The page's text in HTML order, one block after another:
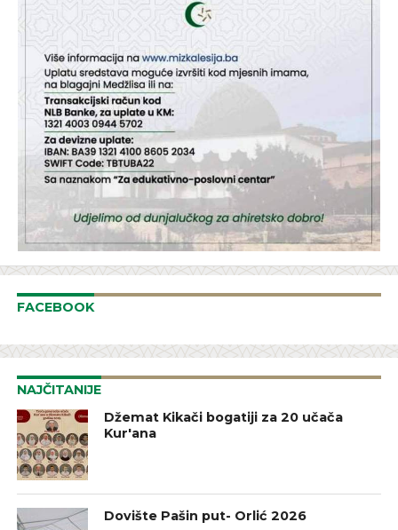
FACEBOOK
NAJČITANIJE
Džemat Kikači bogatiji za 20 učača
Kur'ana
Dovište Pašin put- Orlić 2026